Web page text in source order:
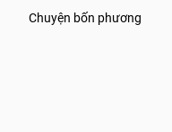
Chuyện bốn phương